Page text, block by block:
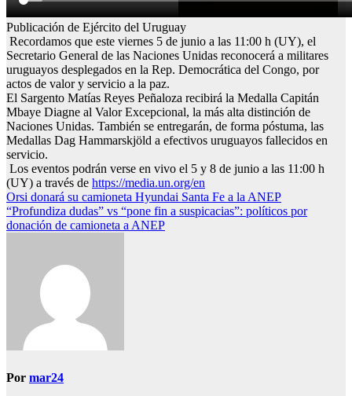
Publicación de Ejército del Uruguay
Recordamos que este viernes 5 de junio a las 11:00 h (UY), el
Secretario General de las Naciones Unidas reconocerá a militares
uruguayos desplegados en la Rep. Democrática del Congo, por
actos de valor y servicio a la paz.
El Sargento Matías Reyes Peñaloza recibirá la Medalla Capitán
Mbaye Diagne al Valor Excepcional, la más alta distinción de
Naciones Unidas. También se entregarán, de forma póstuma, las
Medallas Dag Hammarskjöld a efectivos uruguayos fallecidos en
servicio.
Los eventos podrán verse en vivo el 5 y 8 de junio a las 11:00 h
(UY) a través de https://media.un.org/en
Navegación
de
Orsi donará su camioneta Hyundai Santa Fe a la ANEP
“Profundiza dudas” vs “pone fin a suspicacias”: políticos por
donación de camioneta a ANEP
Por mar24